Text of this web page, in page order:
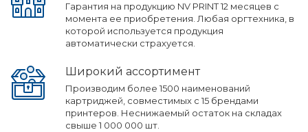
Гарантия на продукцию NV PRINT 12 месяцев с
момента ее приобретения. Любая оргтехника, в
которой используется продукция
автоматически страхуется.
Широкий ассортимент
Производим более 1500 наименований
картриджей, совместимых с 15 брендами
принтеров. Неснижаемый остаток на складах
свыше 1 000 000 шт.